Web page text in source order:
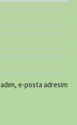
e-posta adresim